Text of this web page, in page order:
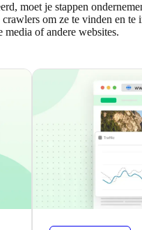
moet je stappen
om ze te vinden en
of andere websites.